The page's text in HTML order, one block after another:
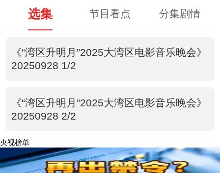
选集 节目看点 分集剧情
《“湾区升明月”2025大湾区电影音乐晚会》
20250928 1/2
《“湾区升明月”2025大湾区电影音乐晚会》
20250928 2/2
央视榜单